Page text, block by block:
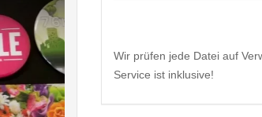
Wir prüfen jede Datei auf
Service ist inklusive!